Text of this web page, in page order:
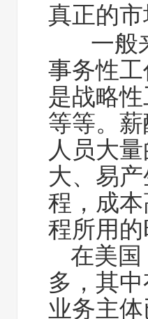
真正的
一般
事务性
是战略
等等。
人员大
大、易
程，成
程所用
在美国
多，其
业务主